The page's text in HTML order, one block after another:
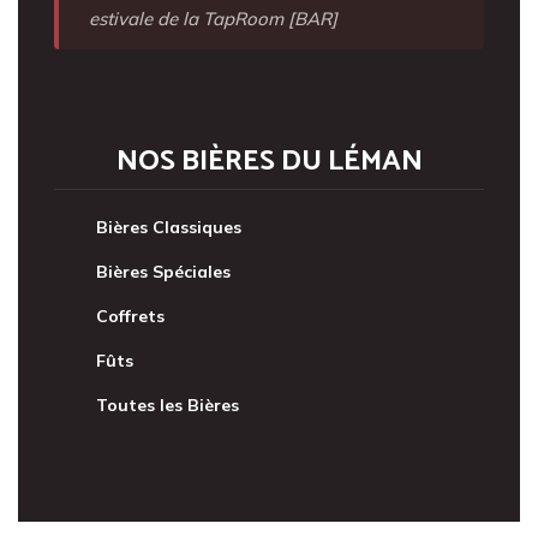
estivale de la TapRoom [BAR]
NOS BIÈRES DU LÉMAN
Bières Classiques
Bières Spéciales
Coffrets
Fûts
Toutes les Bières